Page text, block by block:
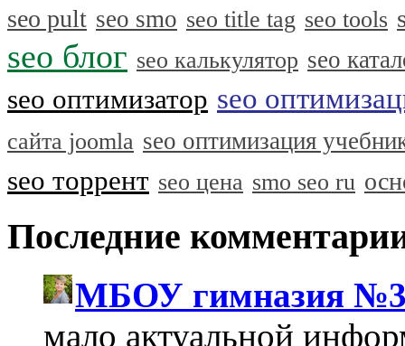
seo pult seo smo seo title tag seo tools
seo блог seo калькулятор seo
seo оптимизатор seo
сайта joomla seo оптимизация
seo торрент seo цена smo seo ru
Последние
МБОУ гимназия №3
мало актуальной